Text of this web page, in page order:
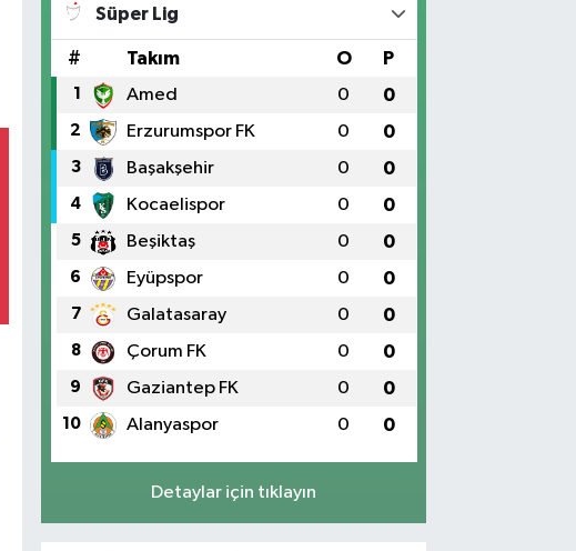
Süper Lig
# Takım O P
1 Amed 0 0
2 Erzurumspor FK 0 0
3 Başakşehir 0 0
4 Kocaelispor 0 0
5 Beşiktaş 0 0
6 Eyüpspor 0 0
7 Galatasaray 0 0
8 Çorum FK 0 0
9 Gaziantep FK 0 0
10 Alanyaspor 0 0
Detaylar için tıklayın